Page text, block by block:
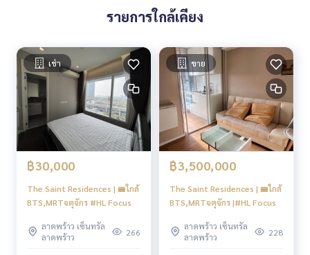
รายการใกล้เคียง
เช่า
฿30,000
The Saint Residences | 🚝ใกล้
BTS,MRTจตุจักร #HL Focus
ลาดพร้าว เซ็นทรัล
ลาดพร้าว
266
ขาย
฿3,500,000
The Saint Residences | 🚝ใกล้
BTS,MRTจตุจักร |#HL Focus
ลาดพร้าว เซ็นทรัล
ลาดพร้าว
228